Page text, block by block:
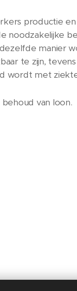
productie
noodzakelijke
manier
te zijn,
wordt met
van loon.